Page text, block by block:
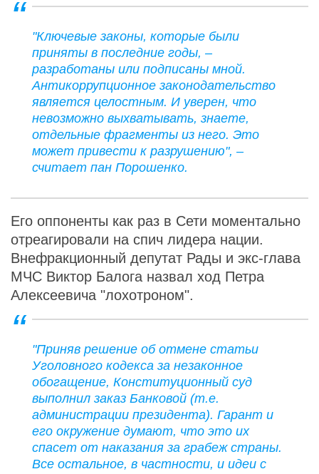
"Ключевые законы, которые были
приняты в последние годы, –
разработаны или подписаны мной.
Антикоррупционное законодательство
является целостным. И уверен, что
невозможно выхватывать, знаете,
отдельные фрагменты из него. Это
может привести к разрушению", –
считает пан Порошенко.
Его оппоненты как раз в Сети моментально
отреагировали на спич лидера нации.
Внефракционный депутат Рады и экс-глава
МЧС Виктор Балога назвал ход Петра
Алексеевича "лохотроном".
"Приняв решение об отмене статьи
Уголовного кодекса за незаконное
обогащение, Конституционный суд
выполнил заказ Банковой (т.е.
администрации президента). Гарант и
его окружение думают, что это их
спасет от наказания за грабеж страны.
Все остальное, в частности, и идеи с